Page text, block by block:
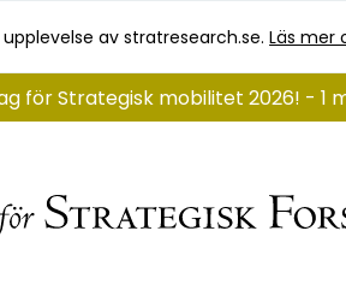
av stratresearch.se.Läs mer
för Strategisk mobilitet 2026! - 1